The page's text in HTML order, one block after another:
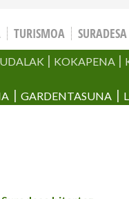
TURISMOA SURADESA
UDALAK KOKAPENA
GARDENTASUNA